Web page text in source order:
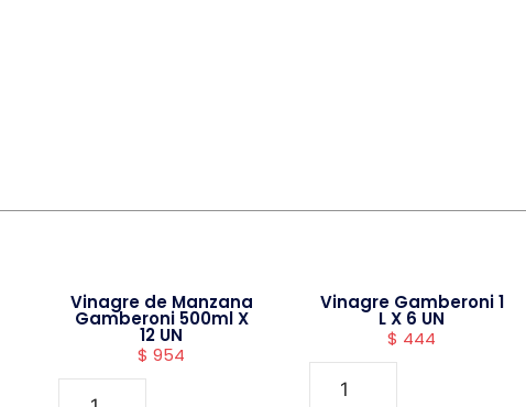
Vinagre de Manzana
Gamberoni 500ml X
12 UN
$ 954
Vinagre Gamberoni 1
L X 6 UN
$ 444